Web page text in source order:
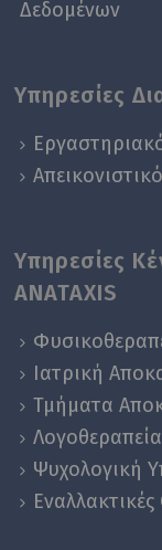
Δεδομένων
Υπηρεσίες
Υπηρεσίες
ANATAXIS
Ιατρική
Τμήματα
Λογοθεραπεία
Ψυχολογική